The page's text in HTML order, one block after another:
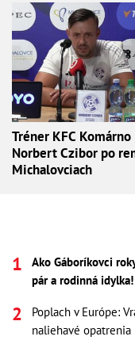
Tréner KFC Komárno
Norbert Czibor po
Michalovciach
Ako Gáboríkovci
pár a rodinná
Poplach v Európe:
naliehavé opatrenia